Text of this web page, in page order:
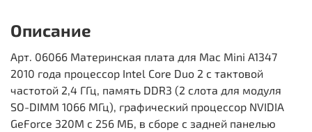
Описание
Арт. 06066 Материнская плата для Mac Mini A1347
2010 года процессор Intel Core Duo 2 с тактовой
частотой 2,4 ГГц, память DDR3 (2 слота для модуля
SO-DIMM 1066 МГц), графический процессор NVIDIA
GeForce 320M с 256 МБ, в сборе с задней панелью